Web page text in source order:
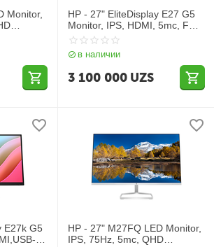
Monitor,
HP - 27" EliteDisplay E27 G5
Monitor, IPS, HDMI, 5mc, FHD
(1920x1080), Silver
в наличии
3 100 000 UZS
E27k G5
C,
HP - 27" M27FQ LED Monitor,
IPS, 75Hz, 5mc, QHD